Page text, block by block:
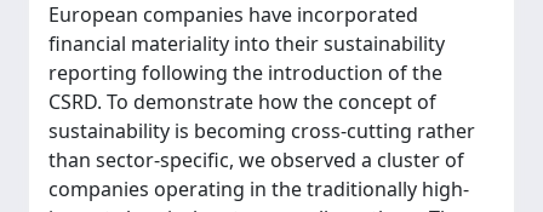
European companies have incorporated
financial materiality into their sustainability
reporting following the introduction of the
CSRD. To demonstrate how the concept of
sustainability is becoming cross-cutting rather
than sector-specific, we observed a cluster of
companies operating in the traditionally high-